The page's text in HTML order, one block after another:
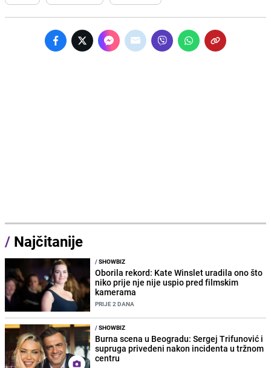
/ Najčitanije
/SHOWBIZ
Oborila rekord: Kate Winslet uradila ono što
niko prije nje nije uspio pred filmskim
kamerama
PRIJE 2 DANA
/SHOWBIZ
Burna scena u Beogradu: Sergej Trifunović i
supruga privedeni nakon incidenta u tržnom
centru